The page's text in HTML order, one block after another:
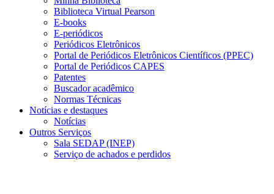
Biblioteca Virtual Pearson
E-books
E-periódicos
Periódicos Eletrônicos
Portal de Periódicos Eletrônicos Científicos (PPEC)
Portal de Periódicos CAPES
Patentes
Buscador acadêmico
Normas Técnicas
Notícias e destaques
Notícias
Outros Serviços
Sala SEDAP (INEP)
Serviço de achados e perdidos